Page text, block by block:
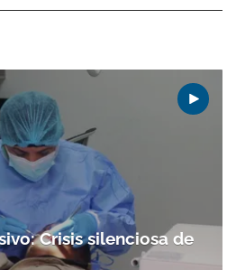
Crisis silenciosa de